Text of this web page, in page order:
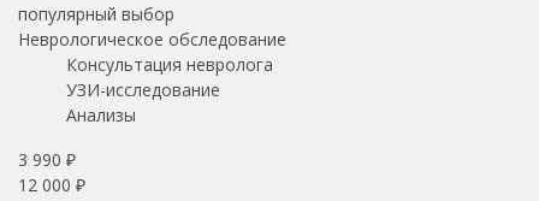
популярный выбор
Неврологическое обследование
Консультация невролога
УЗИ-исследование
Анализы
3 990 ₽
12 000 ₽